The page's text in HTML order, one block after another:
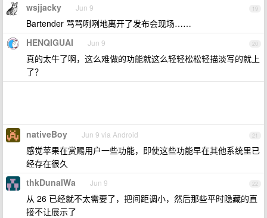
19
wsjjacky Jun 9
Bartender 骂骂咧咧地离开了发布会现场……
20
HENQIGUAI Jun 9
真的太牛了啊，这么难做的功能就这么轻轻松松轻描淡写的就上
了？
21
nativeBoy Jun 9 via Android
感觉苹果在赏赐用户一些功能，即使这些功能早在其他系统里已
经存在很久
22
thkDunalWa Jun 9
从 26 已经就不太需要了，把间距调小，然后那些平时隐藏的直
接不让展示了